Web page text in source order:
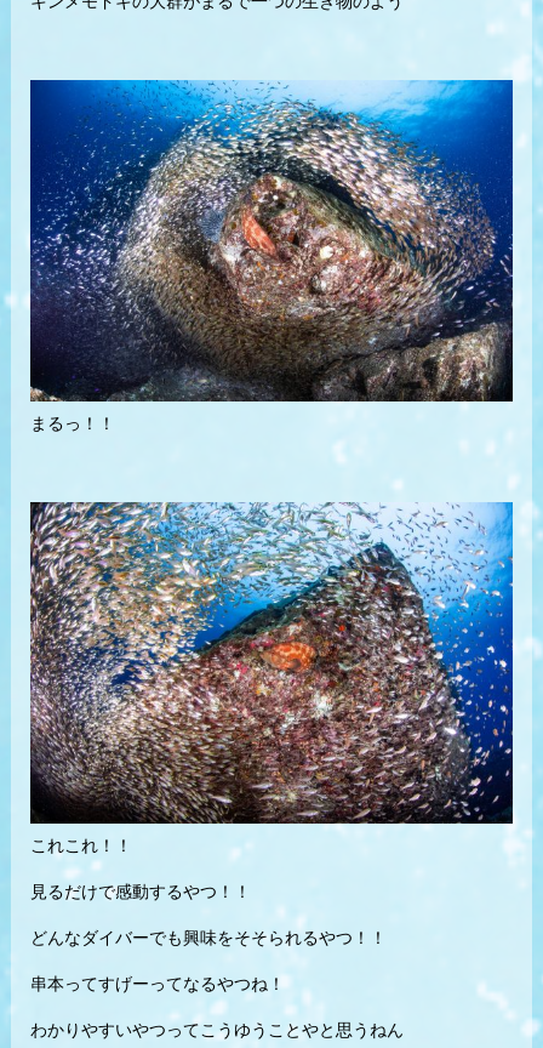
まるっ！！
これこれ！！
見るだけで感動するやつ！！
どんなダイバーでも興味をそそられるやつ！！
串本ってすげーってなるやつね！
わかりやすいやつってこうゆうことやと思うねん